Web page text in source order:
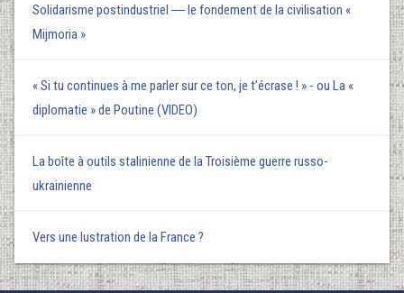
Solidarisme postindustriel ― le fondement de la civilisation «
Mijmoria »
« Si tu continues à me parler sur ce ton, je t’écrase ! » - ou La «
diplomatie » de Poutine (VIDEO)
La boîte à outils stalinienne de la Troisième guerre russo-
ukrainienne
Vers une lustration de la France ?